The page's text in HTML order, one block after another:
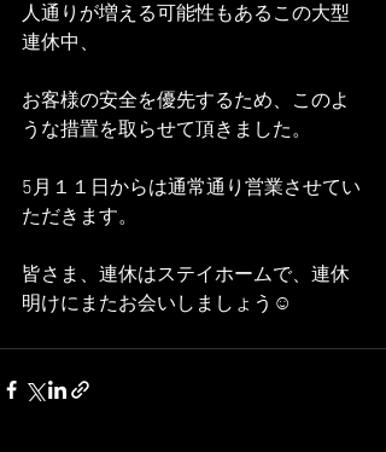
人通りが増える可能性もあるこの大型
連休中、
お客様の安全を優先するため、このよ
うな措置を取らせて頂きました。
5月１１日からは通常通り営業させてい
ただきます。
皆さま、連休はステイホームで、連休
明けにまたお会いしましょう☺️